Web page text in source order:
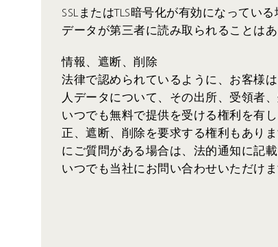
SSLまたはTLS暗号化が有効になってい
データが第三者に読み取られることはあ
情報、遮断、削除
法律で認められているように、お客様
人データについて、その出所、受領者
いつでも無料で提供を受ける権利を有
正、遮断、削除を要求する権利もあり
にご質問がある場合は、法的通知に記
いつでも当社にお問い合わせいただけま